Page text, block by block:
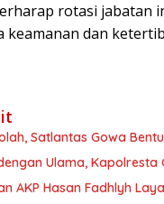
rotasi jabatan
keamanan dan
Satlantas Gowa
Ulama, Kapolresta
AKP Hasan Fadhlyh